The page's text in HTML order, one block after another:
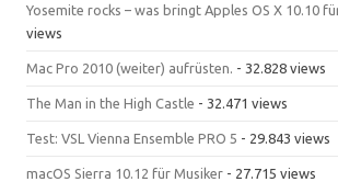
Yosemite rocks – was bringt Apples OS X 10.10
views
Mac Pro 2010 (weiter) aufrüsten. - 32.828 views
The Man in the High Castle - 32.471 views
Test: VSL Vienna Ensemble PRO 5 - 29.843 views
macOS Sierra 10.12 für Musiker - 27.715 views